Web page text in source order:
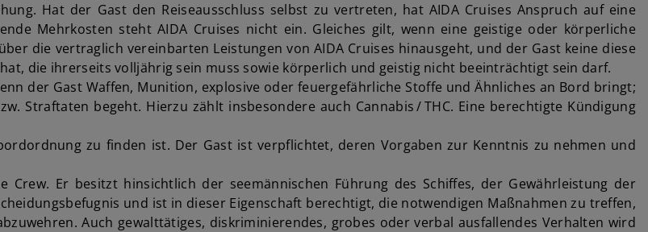
Hat der Gast den Reiseausschluss selbst zu vertreten, hat AIDA Cruises Anspruch auf eine
Mehrkosten steht AIDA Cruises nicht ein. Gleiches gilt, wenn eine geistige oder körperliche
die vertraglich vereinbarten Leistungen von AIDA Cruises hinausgeht, und der Gast keine diese
die ihrerseits volljährig sein muss sowie körperlich und geistig nicht beeinträchtigt sein darf.
der Gast Waffen, Munition, explosive oder feuergefährliche Stoffe und Ähnliches an Bord bringt;
Straftaten begeht. Hierzu zählt insbesondere auch Cannabis / THC. Eine berechtigte Kündigung
zu finden ist. Der Gast ist verpflichtet, deren Vorgaben zur Kenntnis zu nehmen und
Er besitzt hinsichtlich der seemännischen Führung des Schiffes, der Gewährleistung der
und ist in dieser Eigenschaft berechtigt, die notwendigen Maßnahmen zu treffen,
Auch gewalttätiges, diskriminierendes, grobes oder verbal ausfallendes Verhalten wird